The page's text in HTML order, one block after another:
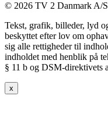
© 2026 TV 2 Danmark A/S
Tekst, grafik, billeder, lyd
beskyttet efter lov om
sig alle rettigheder til
indholdet med henblik på
§ 11 b og DSM-direktivets
x